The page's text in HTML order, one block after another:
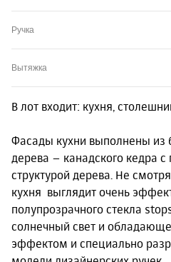
Ручка
Вытяжка
В лот входит: кухня,
Фасады кухни выполнены из
дерева – канадского кедра
структурой дерева. Не
кухня выглядит очень
полупрозрачного стекла
солнечный свет и
эффектом и специально